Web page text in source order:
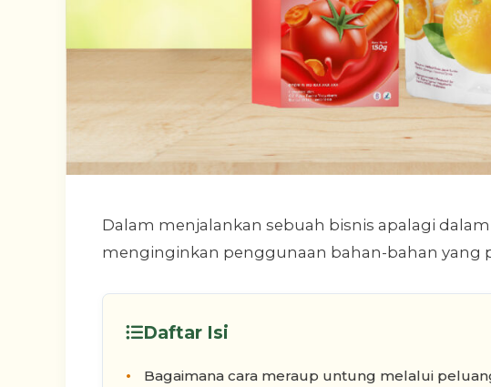
Dalam menjalankan sebuah bisnis apalagi
menginginkan penggunaan bahan-bahan yang
Daftar Isi
Bagaimana cara meraup untung melalui